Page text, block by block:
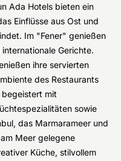
Ada Hotels bieten ein
Einflüsse aus Ost und
Im "Fener" genießen
Gerichte.
ihre servierten
des Restaurants
mit
sowie
das Marmarameer und
Meer gelegene
Küche, stilvollem